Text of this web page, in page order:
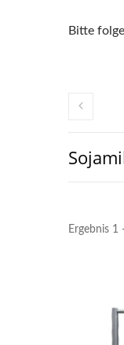
Bitte
Ergebnis 1